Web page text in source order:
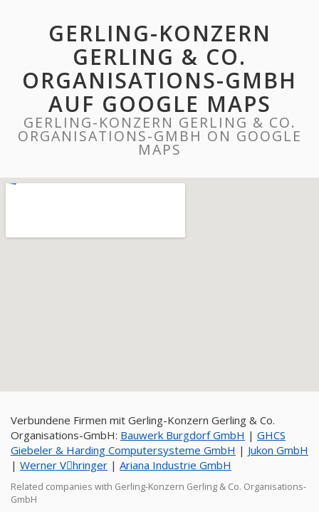
GERLING-KONZERN
GERLING & CO.
ORGANISATIONS-GMBH
AUF GOOGLE MAPS
GERLING-KONZERN GERLING & CO.
ORGANISATIONS-GMBH ON GOOGLE
MAPS
Verbundene Firmen mit Gerling-Konzern Gerling & Co.
Organisations-GmbH: Bauwerk Burgdorf GmbH | GHCS
Giebeler & Harding Computersysteme GmbH | Jukon GmbH
| Werner Vِhringer | Ariana Industrie GmbH
Related companies with Gerling-Konzern Gerling & Co. Organisations-
GmbH